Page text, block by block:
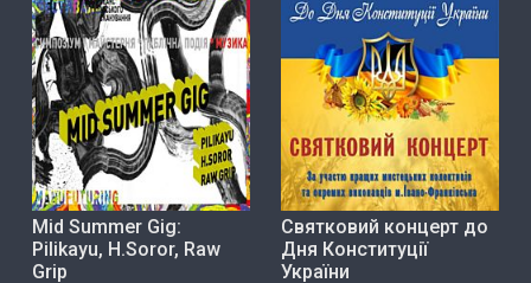
Mid Summer Gig:
Pilikayu, H.Soror, Raw
Grip
Святковий концерт до
Дня Конституції
України